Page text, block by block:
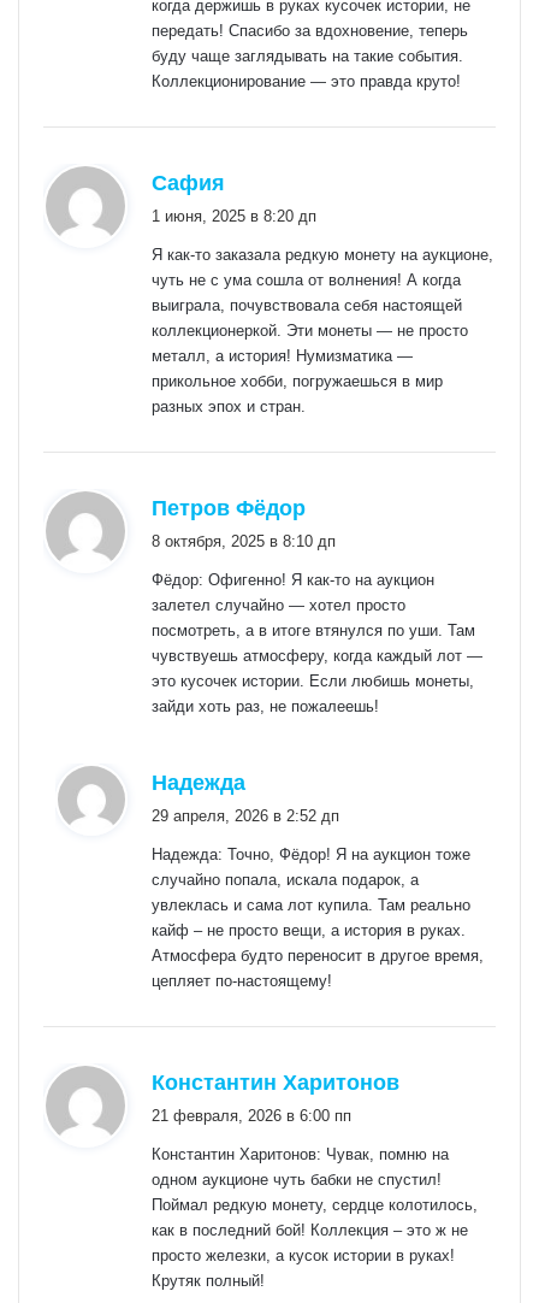
когда держишь в руках кусочек истории, не
передать! Спасибо за вдохновение, теперь
буду чаще заглядывать на такие события.
Коллекционирование — это правда круто!
Сафия
1 июня, 2025 в 8:20 дп
Я как-то заказала редкую монету на аукционе,
чуть не с ума сошла от волнения! А когда
выиграла, почувствовала себя настоящей
коллекционеркой. Эти монеты — не просто
металл, а история! Нумизматика —
прикольное хобби, погружаешься в мир
разных эпох и стран.
Петров Фёдор
8 октября, 2025 в 8:10 дп
Фёдор: Офигенно! Я как-то на аукцион
залетел случайно — хотел просто
посмотреть, а в итоге втянулся по уши. Там
чувствуешь атмосферу, когда каждый лот —
это кусочек истории. Если любишь монеты,
зайди хоть раз, не пожалеешь!
Надежда
29 апреля, 2026 в 2:52 дп
Надежда: Точно, Фёдор! Я на аукцион тоже
случайно попала, искала подарок, а
увлеклась и сама лот купила. Там реально
кайф – не просто вещи, а история в руках.
Атмосфера будто переносит в другое время,
цепляет по-настоящему!
Константин Харитонов
21 февраля, 2026 в 6:00 пп
Константин Харитонов: Чувак, помню на
одном аукционе чуть бабки не спустил!
Поймал редкую монету, сердце колотилось,
как в последний бой! Коллекция – это ж не
просто железки, а кусок истории в руках!
Крутяк полный!